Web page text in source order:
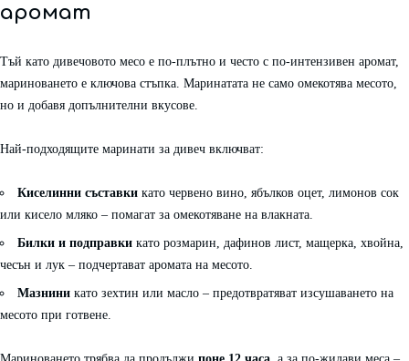
аромат
Тъй като дивечовото месо е по-плътно и често с по-интензивен аромат,
мариноването е ключова стъпка. Маринатата не само омекотява месото,
но и добавя допълнителни вкусове.
Най-подходящите маринати за дивеч включват:
Киселинни съставки като червено вино, ябълков оцет, лимонов сок
или кисело мляко – помагат за омекотяване на влакната.
Билки и подправки като розмарин, дафинов лист, мащерка, хвойна,
чесън и лук – подчертават аромата на месото.
Мазнини като зехтин или масло – предотвратяват изсушаването на
месото при готвене.
Мариноването трябва да продължи поне 12 часа , а за по-жилави меса –